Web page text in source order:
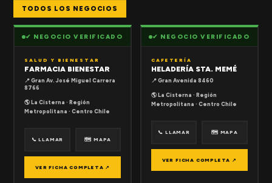
TODOS LOS NEGOCIOS
✔ NEGOCIO VERIFICADO
SALUD Y BIENESTAR
FARMACIA BIENESTAR
📍 Gran Av. José Miguel Carrera
8766
🌎 La Cisterna · Región
Metropolitana · Centro Chile
📞 LLAMAR 🗺 MAPA
VER FICHA COMPLETA ↗
✔ NEGOCIO VERIFICADO
CAFETERÍA
HELADERÍA STA. MEMÉ
📍 Gran Avenida 8460
🌎 La Cisterna · Región
Metropolitana · Centro Chile
📞 LLAMAR 🗺 MAPA
VER FICHA COMPLETA ↗